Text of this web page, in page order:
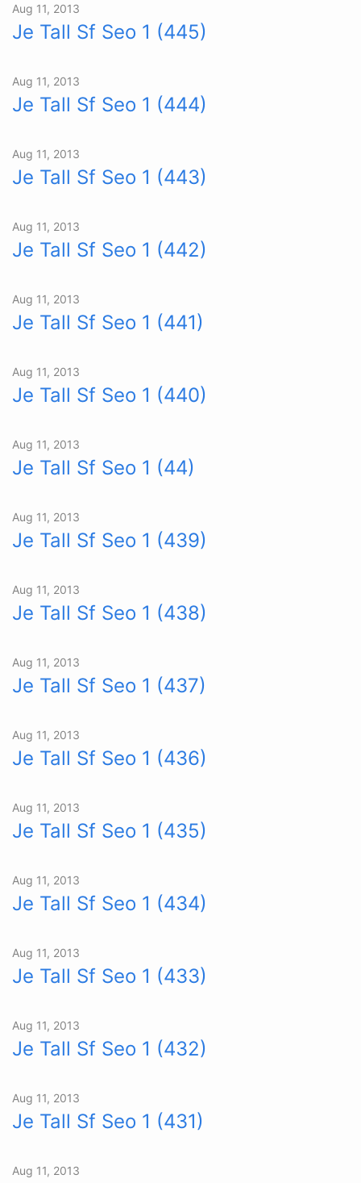
Aug 11, 2013
Je Tall Sf Seo 1 (445)
Aug 11, 2013
Je Tall Sf Seo 1 (444)
Aug 11, 2013
Je Tall Sf Seo 1 (443)
Aug 11, 2013
Je Tall Sf Seo 1 (442)
Aug 11, 2013
Je Tall Sf Seo 1 (441)
Aug 11, 2013
Je Tall Sf Seo 1 (440)
Aug 11, 2013
Je Tall Sf Seo 1 (44)
Aug 11, 2013
Je Tall Sf Seo 1 (439)
Aug 11, 2013
Je Tall Sf Seo 1 (438)
Aug 11, 2013
Je Tall Sf Seo 1 (437)
Aug 11, 2013
Je Tall Sf Seo 1 (436)
Aug 11, 2013
Je Tall Sf Seo 1 (435)
Aug 11, 2013
Je Tall Sf Seo 1 (434)
Aug 11, 2013
Je Tall Sf Seo 1 (433)
Aug 11, 2013
Je Tall Sf Seo 1 (432)
Aug 11, 2013
Je Tall Sf Seo 1 (431)
Aug 11, 2013